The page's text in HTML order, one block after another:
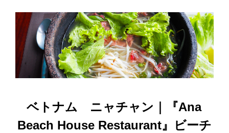
b
o
o
k
d
o
n
ベトナム ニャチャン｜『Ana
Beach House Restaurant』ビーチ